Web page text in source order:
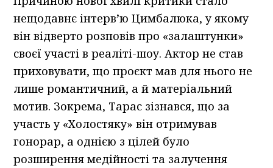
нещодавнє інтерв’ю Цимбалюка, у якому
він відверто розповів про «залаштунки»
своєї участі в реаліті-шоу. Актор не став
приховувати, що проєкт мав для нього не
лише романтичний, а й матеріальний
мотив. Зокрема, Тарас зізнався, що за
участь у «Холостяку» він отримував
гонорар, а однією з цілей було
розширення медійності та залучення